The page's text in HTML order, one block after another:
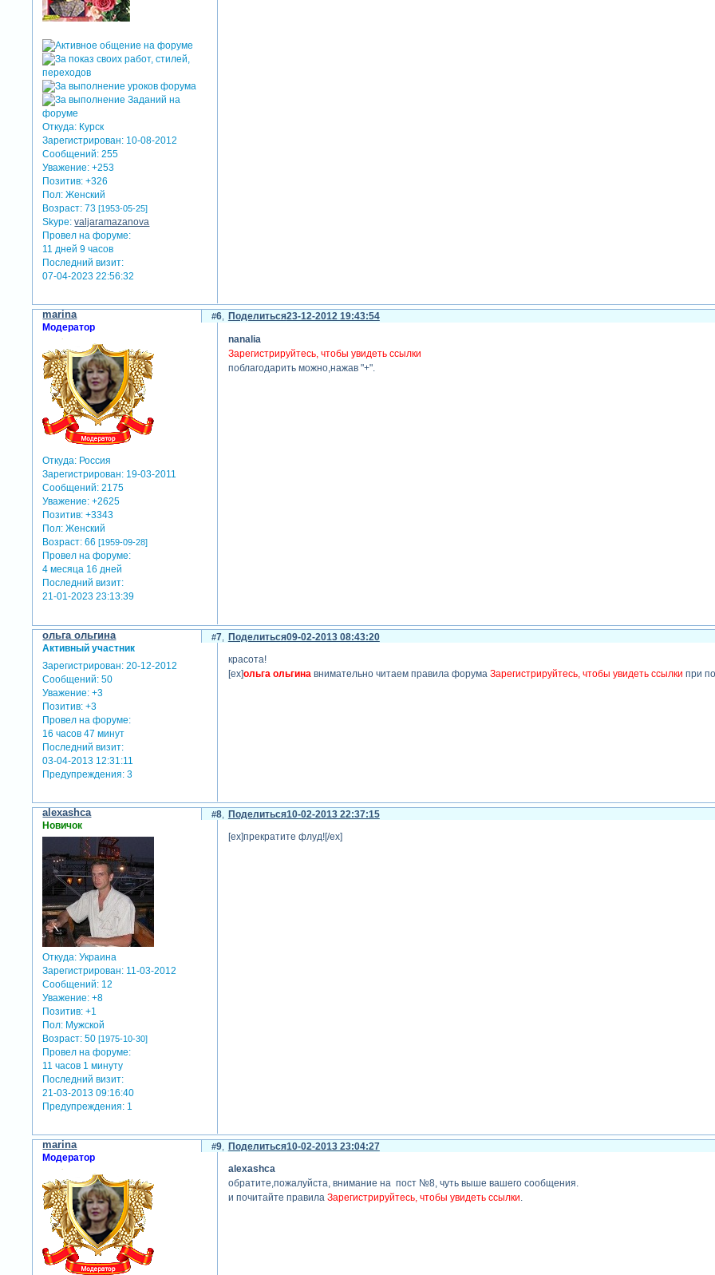
Откуда: Курск
Зарегистрирован: 10-08-2012
Сообщений: 255
Уважение: +253
Позитив: +326
Пол: Женский
Возраст: 73[1953-05-25]
Skype: valjaramazanova
Провел на форуме:
11 дней 9 часов
Последний визит:
07-04-2023 22:56:32
Поделиться
6 23-12-2012 19:43:54
marina
Модератор
Откуда: Россия
Зарегистрирован: 19-03-2011
Сообщений: 2175
Уважение: +2625
Позитив: +3343
Пол: Женский
Возраст: 66[1959-09-28]
Провел на форуме:
4 месяца 16 дней
Последний визит:
21-01-2023 23:13:39
nanalia
Зарегистрируйтесь, чтобы увидеть ссылки
поблагодарить можно,нажав "+".
Поделиться
7 09-02-2013 08:43:20
ольга ольгина
Активный участник
Зарегистрирован: 20-12-2012
Сообщений: 50
Уважение: +3
Позитив: +3
Провел на форуме:
16 часов 47 минут
Последний визит:
03-04-2013 12:31:11
Предупреждения: 3
красота!
[ex]ольга ольгинавнимательно читаем правила форума Зарегистрируйтесь, чтобы увидеть ссылки при
Поделиться
8 10-02-2013 22:37:15
alexashca
Новичок
Откуда: Украина
Зарегистрирован: 11-03-2012
Сообщений: 12
Уважение: +8
Позитив: +1
Пол: Мужской
Возраст: 50[1975-10-30]
Провел на форуме:
11 часов 1 минуту
Последний визит:
21-03-2013 09:16:40
Предупреждения: 1
[ex]прекратите флуд![/ex]
Поделиться
9 10-02-2013 23:04:27
marina
Модератор
alexashca
обратите,пожалуйста, внимание на пост №8, чуть выше вашего сообщения.
и почитайте правила Зарегистрируйтесь, чтобы увидеть ссылки.